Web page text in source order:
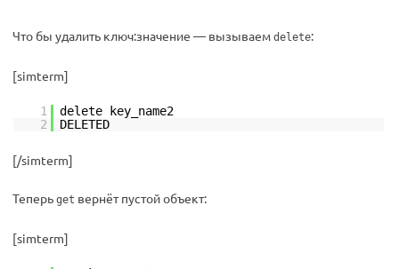
Что бы удалить ключ:значение — вызываем delete:
[simterm]
1
delete key_name2
2
DELETED
[/simterm]
Теперь get вернёт пустой объект:
[simterm]